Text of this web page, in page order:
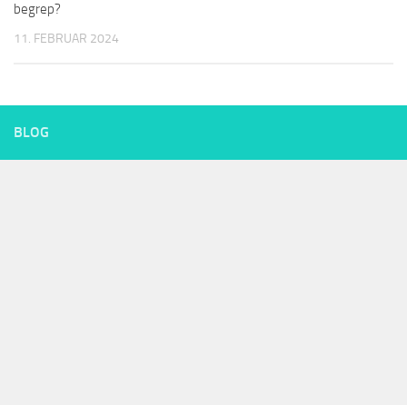
begrep?
11. FEBRUAR 2024
BLOG